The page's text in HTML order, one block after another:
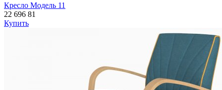
Кресло Модель 11
22 696 81
Купить